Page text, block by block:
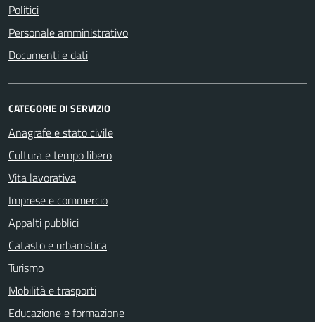
Politici
Personale amministrativo
Documenti e dati
CATEGORIE DI SERVIZIO
Anagrafe e stato civile
Cultura e tempo libero
Vita lavorativa
Imprese e commercio
Appalti pubblici
Catasto e urbanistica
Turismo
Mobilità e trasporti
Educazione e formazione